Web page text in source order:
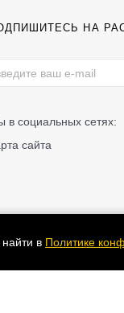
НА
в социальных сетях:
сайта
в Политике